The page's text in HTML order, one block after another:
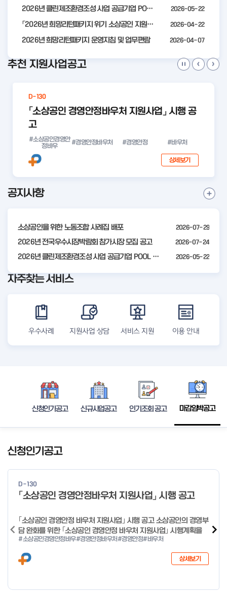
2026년 클린제조환경조성 사업 공급기업 POOL 안내 2026-05-22
「2026년 희망리턴패키지 위기 소상공인 지원」모집 통합 2차 수정 공고 2026-04-22
2026년 희망리턴패키지 운영지침 및 업무편람 2026-04-07
추천 지원사업공고
D-130
「소상공인 경영안정바우처 지원사업」 시행 공
고
#소상공인경영안
정바우
#경영안정바우처 #경영안정 #바우처
상세보기
I
4
공지사항
소상공인을 위한 노동조합 사례집 배포 2026-07-29
2026년 전국우수시장박람회 참가시장 모집 공고 2026-07-24
2026년 클린제조환경조성 사업 공급기업 POOL 안내 2026-05-22
공
항
보
기
자주찾는 서비스
우수사례 지원사업 상담 서비스 지원 이용 안내
신청인기공고 신규사업공고 인기조회 공고 마감임박공고
신청인기공고
D-130
「소상공인 경영안정바우처 지원사업」 시행 공고
｢소상공인 경영안정 바우처 지원사업｣ 시행 공고 소상공인의 경영부
담 완화를 위한 ｢소상공인 경영안정 바우처 지원사업｣ 시행계획을
다음과 같이 공고합니다. 2026년 1월 28일 중소벤처기업부장관
#소상공인경영안정바우#경영안정바우처 #경영안정#바우처
상세보기